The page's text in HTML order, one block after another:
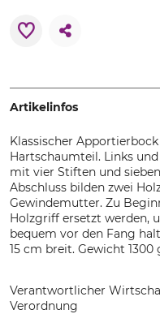
Artikelinfos
Klassischer
Hartschaumteil. Links
mit vier Stiften und
Abschluss bilden zwei
Gewindemutter. Zu
Holzgriff ersetzt werden,
bequem vor den Fang
15 cm breit. Gewicht 1300
Verantwortlicher
Verordnung